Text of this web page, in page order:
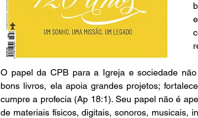
O papel da CPB para a Igreja e sociedade
bons livros, ela apoia grandes projetos;
cumpre a profecia (Ap 18:1). Seu papel não é
de materiais físicos, digitais, sonoros, musicais,